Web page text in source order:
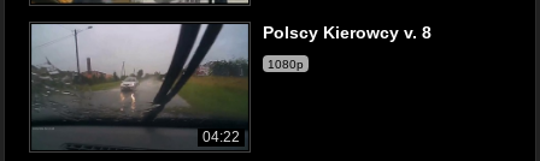
04:22
Polscy Kierowcy v. 8
1080p